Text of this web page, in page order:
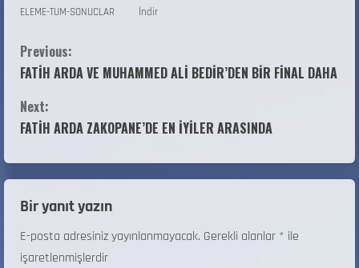
ELEME-TUM-SONUCLAR İndir
Previous:
FATİH ARDA VE MUHAMMED ALİ BEDİR’DEN BİR FİNAL DAHA
Next:
FATİH ARDA ZAKOPANE’DE EN İYİLER ARASINDA
Bir yanıt yazın
E-posta adresiniz yayınlanmayacak. Gerekli alanlar * ile
işaretlenmişlerdir